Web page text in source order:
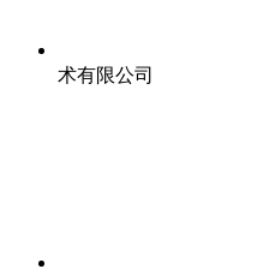
术有限公司